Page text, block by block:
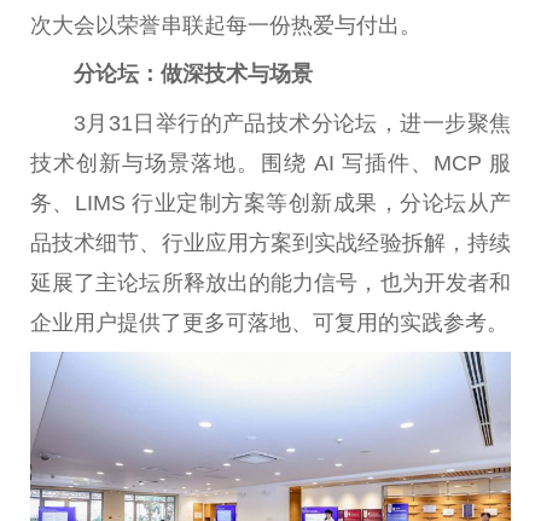
次大会以荣誉串联起每一份热爱与付出。
分论坛：做深技术与场景
3月31日举行的产品技术分论坛，进一步聚焦
技术创新与场景落地。围绕 AI 写插件、MCP 服
务、LIMS 行业定制方案等创新成果，分论坛从产
品技术细节、行业应用方案到实战经验拆解，持续
延展了主论坛所释放出的能力信号，也为开发者和
企业用户提供了更多可落地、可复用的实践参考。